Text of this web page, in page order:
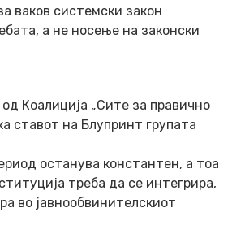
ваков системски закон
а не носење на законски
Коалиција „Сите за правично
ставот на Блупринт групата
останува константен, а тоа
треба да се интегрира,
во јавнообвинителскиот